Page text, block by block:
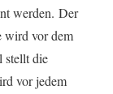
werden. Der
wird vor dem
stellt die
vor jedem